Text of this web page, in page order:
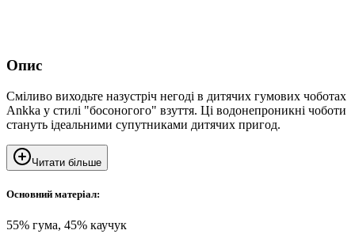
Опис
Сміливо виходьте назустріч негоді в дитячих гумових чоботах
Ankka у стилі "босоногого" взуття. Ці водонепроникні чоботи
стануть ідеальними супутниками дитячих пригод.
Читати більше
Основний матеріал:
55% гума, 45% каучук